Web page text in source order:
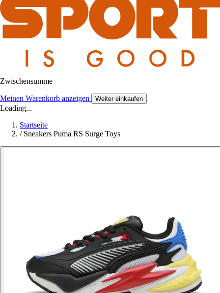
Zwischensumme
Meinen Warenkorb anzeigen Weiter einkaufen
Loading...
Startseite
/ Sneakers Puma RS Surge Toys